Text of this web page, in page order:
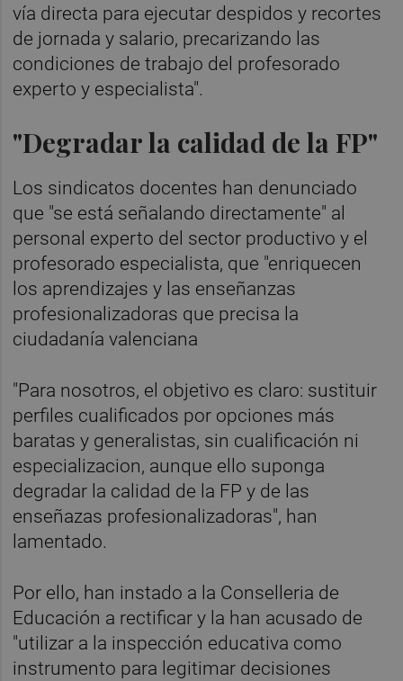
vía directa para ejecutar despidos y recortes
de jornada y salario, precarizando las
condiciones de trabajo del profesorado
experto y especialista".
"Degradar la calidad de la FP"
Los sindicatos docentes han denunciado
que "se está señalando directamente" al
personal experto del sector productivo y el
profesorado especialista, que "enriquecen
los aprendizajes y las enseñanzas
profesionalizadoras que precisa la
ciudadanía valenciana
"Para nosotros, el objetivo es claro: sustituir
perfiles cualificados por opciones más
baratas y generalistas, sin cualificación ni
especializacion, aunque ello suponga
degradar la calidad de la FP y de las
enseñazas profesionalizadoras", han
lamentado.
Por ello, han instado a la Conselleria de
Educación a rectificar y la han acusado de
"utilizar a la inspección educativa como
instrumento para legitimar decisiones